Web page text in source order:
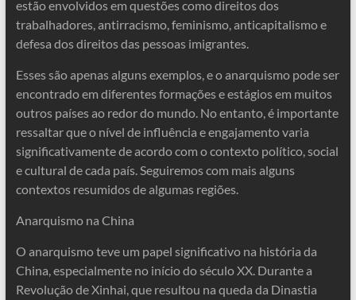
estão envolvidos em questões como direitos dos
trabalhadores, antirracismo, feminismo, anticapitalismo e
defesa dos direitos das pessoas imigrantes.
Esses são apenas alguns exemplos, e o anarquismo pode ser
encontrado em diferentes formações e estágios em muitos
outros países ao redor do mundo. No entanto, é importante
ressaltar que o nível de influência e engajamento varia
significativamente de acordo com o contexto político, social
e cultural de cada país. Seguiremos com mais alguns
contextos resumidos de algumas regiões.
Anarquismo na China
O anarquismo teve um papel significativo na história da
China, especialmente no início do século XX. Durante a
Revolução de Xinhai, que resultou na queda da Dinastia